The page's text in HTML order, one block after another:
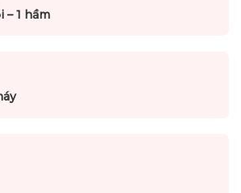
– 1 hầm